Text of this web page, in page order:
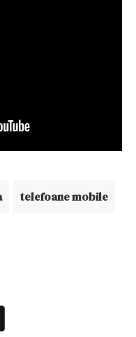
telefoane mobile